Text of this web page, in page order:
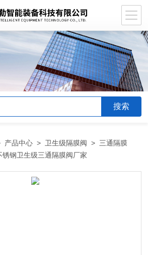
产品中心 > 卫生级隔膜阀 > 三通隔膜
钢卫生级三通隔膜阀厂家